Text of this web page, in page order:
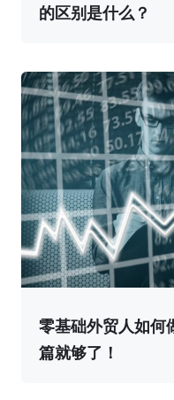
的区别是什么？
零基础外贸人如何
篇就够了！